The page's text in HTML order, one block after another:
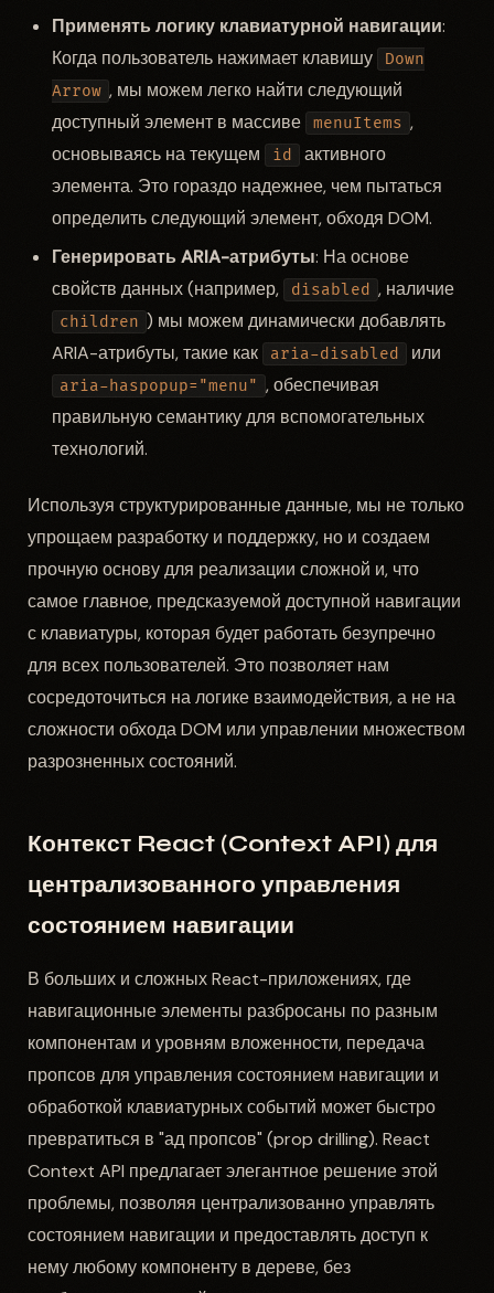
Применять логику клавиатурной навигации:
Когда пользователь нажимает клавишу
Down
Arrow , мы можем легко найти следующий
доступный элемент в массиве
menuItems ,
основываясь на текущем
id
активного
элемента. Это гораздо надежнее, чем пытаться
определить следующий элемент, обходя DOM.
Генерировать ARIA-атрибуты: На основе
свойств данных (например,
disabled , наличие
children ) мы можем динамически добавлять
ARIA-атрибуты, такие как
aria-disabled или
aria-haspopup="menu" , обеспечивая
правильную семантику для вспомогательных
технологий.
Используя структурированные данные, мы не только
упрощаем разработку и поддержку, но и создаем
прочную основу для реализации сложной и, что
самое главное, предсказуемой доступной навигации
с клавиатуры, которая будет работать безупречно
для всех пользователей. Это позволяет нам
сосредоточиться на логике взаимодействия, а не на
сложности обхода DOM или управлении множеством
разрозненных состояний.
Контекст React (Context API) для
централизованного управления
состоянием навигации
В больших и сложных React-приложениях, где
навигационные элементы разбросаны по разным
компонентам и уровням вложенности, передача
пропсов для управления состоянием навигации и
обработкой клавиатурных событий может быстро
превратиться в "ад пропсов" (prop drilling). React
Context API предлагает элегантное решение этой
проблемы, позволяя централизованно управлять
состоянием навигации и предоставлять доступ к
нему любому компоненту в дереве, без